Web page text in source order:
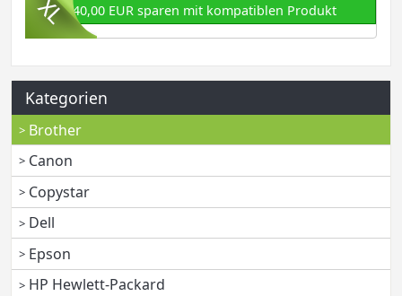
140,00 EUR sparen mit kompatiblen Produkt
Kategorien
Brother
Canon
Copystar
Dell
Epson
HP Hewlett-Packard